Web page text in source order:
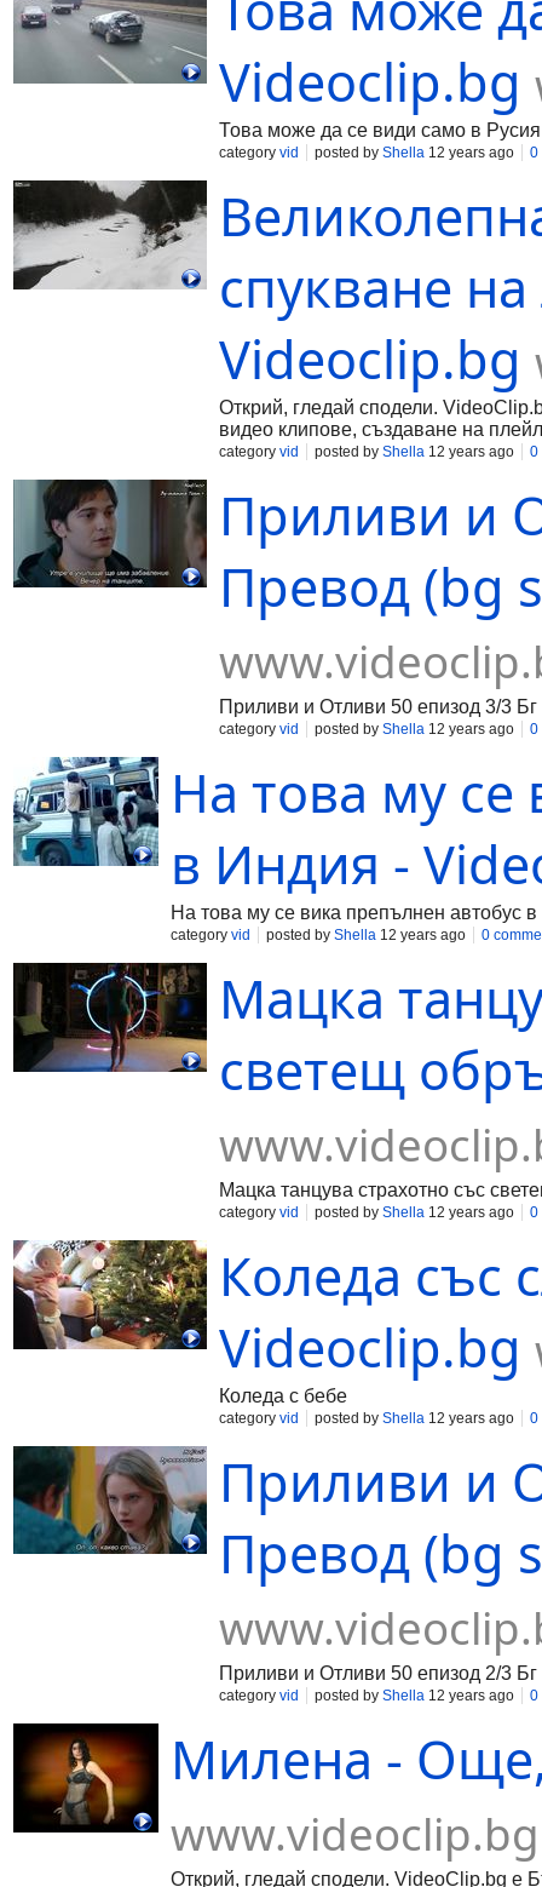
Videoclip.bg
Това може да се види само в Русия
category vid posted by Shella 12 years ago 0
спукване
Videoclip.bg
Открий, гледай сподели.
видео клипове, създаване на
category vid posted by Shella 12 years ago 0
Приливи и
Превод (bg
Приливи и Отливи 50 епизод 3/3
category vid posted by Shella 12 years ago 0
Hа това му
в Индия -
Hа това му се вика препълнен автобус
category vid posted by Shella 12 years ago 0
Мацка
светещ
Мацка танцува страхотно със
category vid posted by Shella 12 years ago 0
Коледа със
Videoclip.bg
Коледа с бебе
category vid posted by Shella 12 years ago 0
Приливи и
Превод (bg
Приливи и Отливи 50 епизод 2/3
category vid posted by Shella 12 years ago 0
Милена -
www.videoclip.bg
Открий, гледай сподели. VideoClip.bg е